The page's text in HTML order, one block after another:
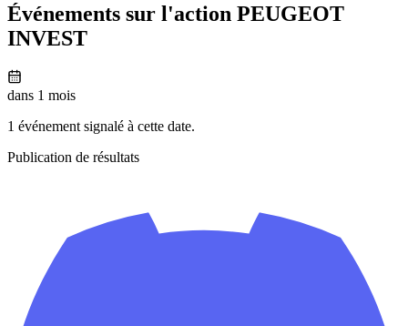
Événements sur l'action PEUGEOT
INVEST
dans 1 mois
1 événement signalé à cette date.
Publication de résultats